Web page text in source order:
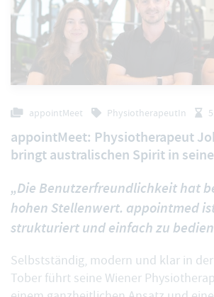
appointMeet PhysiotherapeutIn
appointMeet: Physiotherapeut
bringt australischen Spirit in
„Die Benutzerfreundlichkeit hat
hohen Stellenwert. appointmed
strukturiert und einfach zu
Selbstständig, modern und klar in
Tober führt seine Wiener